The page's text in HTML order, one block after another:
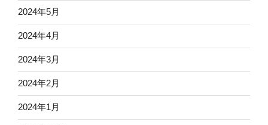
2024年5月
2024年4月
2024年3月
2024年2月
2024年1月